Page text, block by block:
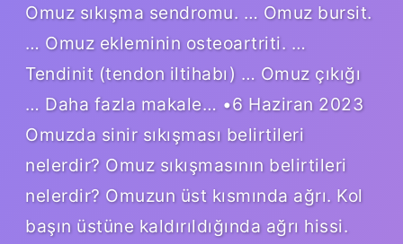
Omuz sıkışma sendromu. … Omuz bursit.
… Omuz ekleminin osteoartriti. …
Tendinit (tendon iltihabı) … Omuz çıkığı
… Daha fazla makale… •6 Haziran 2023
Omuzda sinir sıkışması belirtileri
nelerdir? Omuz sıkışmasının belirtileri
nelerdir? Omuzun üst kısmında ağrı. Kol
başın üstüne kaldırıldığında ağrı hissi.